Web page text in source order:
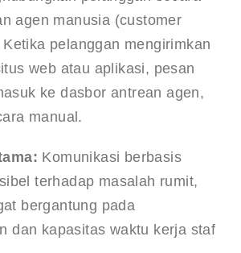
agen manusia (customer
pelanggan mengirimkan
web atau aplikasi, pesan
ke dasbor antrean agen,
manual.
Komunikasi berbasis
terhadap masalah rumit,
bergantung pada
dan kapasitas waktu kerja staf